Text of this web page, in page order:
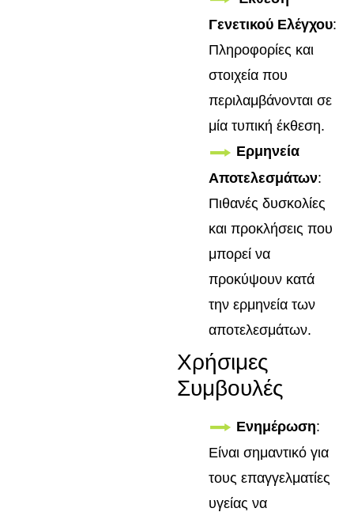
Γενετικού Ελέγχου:
Πληροφορίες και
στοιχεία που
περιλαμβάνονται σε
μία τυπική έκθεση.
Ερμηνεία
Αποτελεσμάτων:
Πιθανές δυσκολίες
και προκλήσεις που
μπορεί να
προκύψουν κατά
την ερμηνεία των
αποτελεσμάτων.
Χρήσιμες
Συμβουλές
Ενημέρωση:
Είναι σημαντικό για
τους επαγγελματίες
υγείας να